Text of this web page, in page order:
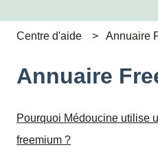
Centre d'aide Annuaire
Annuaire
Pourquoi Médoucine utilise
freemium ?